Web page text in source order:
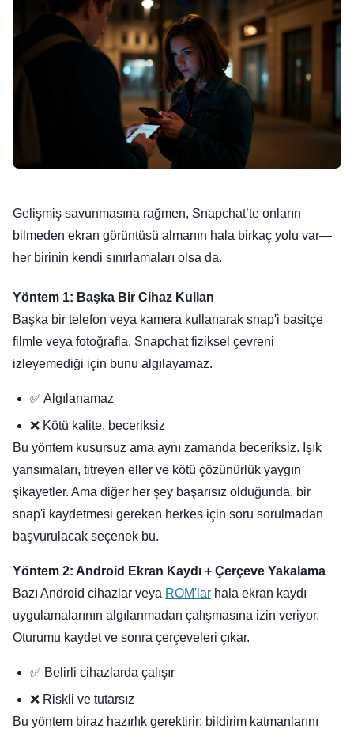
Gelişmiş savunmasına rağmen, Snapchat’te onların
bilmeden ekran görüntüsü almanın hala birkaç yolu var—
her birinin kendi sınırlamaları olsa da.
Yöntem 1: Başka Bir Cihaz Kullan
Başka bir telefon veya kamera kullanarak snap'i basitçe
filmle veya fotoğrafla. Snapchat fiziksel çevreni
izleyemediği için bunu algılayamaz.
✅ Algılanamaz
❌ Kötü kalite, beceriksiz
Bu yöntem kusursuz ama aynı zamanda beceriksiz. Işık
yansımaları, titreyen eller ve kötü çözünürlük yaygın
şikayetler. Ama diğer her şey başarısız olduğunda, bir
snap'i kaydetmesi gereken herkes için soru sorulmadan
başvurulacak seçenek bu.
Yöntem 2: Android Ekran Kaydı + Çerçeve Yakalama
Bazı Android cihazlar veya ROM'lar hala ekran kaydı
uygulamalarının algılanmadan çalışmasına izin veriyor.
Oturumu kaydet ve sonra çerçeveleri çıkar.
✅ Belirli cihazlarda çalışır
❌ Riskli ve tutarsız
Bu yöntem biraz hazırlık gerektirir: bildirim katmanlarını